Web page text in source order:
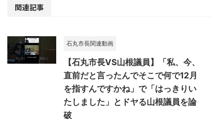
関連記事
石丸市長関連動画
【石丸市長VS山根議員】「私、今、
直前だと言ったんでそこで何で12月
を指すんですかね」で「はっきりい
たしました」とドヤる山根議員を論
破